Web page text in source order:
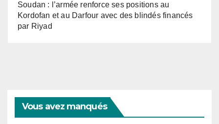
Soudan : l’armée renforce ses positions au
Kordofan et au Darfour avec des blindés financés
par Riyad
Vous avez manqués